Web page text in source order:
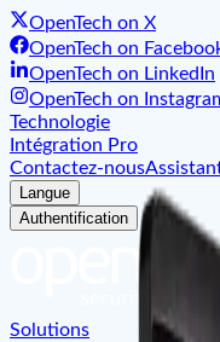
OpenTech on X
OpenTech on
OpenTech on LinkedIn
OpenTech on
Technologie
Intégration Pro
Contactez-nous
Langue
Authentification
Solutions